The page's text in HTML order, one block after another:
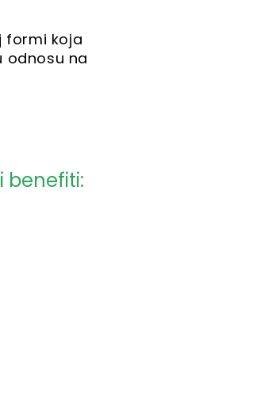
formi koja
odnosu na
benefiti: